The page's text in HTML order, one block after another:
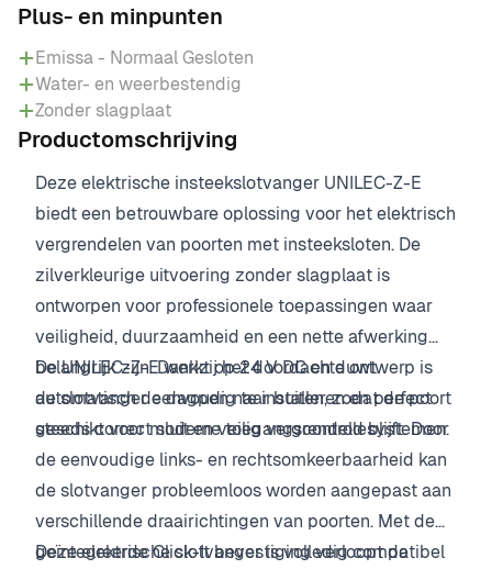
Plus- en minpunten
Emissa - Normaal Gesloten
Water- en weerbestendig
Zonder slagplaat
Productomschrijving
Deze elektrische insteekslotvanger UNILEC-Z-E
biedt een betrouwbare oplossing voor het elektrisch
vergrendelen van poorten met insteeksloten. De
zilverkleurige uitvoering zonder slagplaat is
ontworpen voor professionele toepassingen waar
veiligheid, duurzaamheid en een nette afwerking
belangrijk zijn. Dankzij het doordachte ontwerp is
de slotvanger eenvoudig te installeren en perfect
geschikt voor moderne toegangscontrolesystemen.
De UNILEC-Z-E werkt op 24 V DC en duwt
automatisch de dagpen naar buiten, zodat de poort
steeds correct sluit en veilig vergrendeld blijft. Door
de eenvoudige links- en rechtsomkeerbaarheid kan
de slotvanger probleemloos worden aangepast aan
verschillende draairichtingen van poorten. Met de
geïntegreerde Click-It bevestiging verloopt de
Deze elektrische slotvanger is volledig compatibel